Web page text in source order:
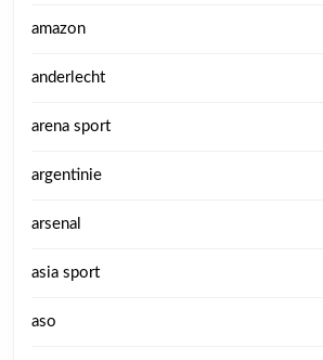
amazon
anderlecht
arena sport
argentinie
arsenal
asia sport
aso